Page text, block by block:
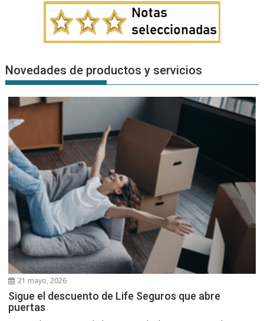
Novedades de productos y servicios
21 mayo, 2026
Sigue el descuento de Life Seguros que abre
puertas